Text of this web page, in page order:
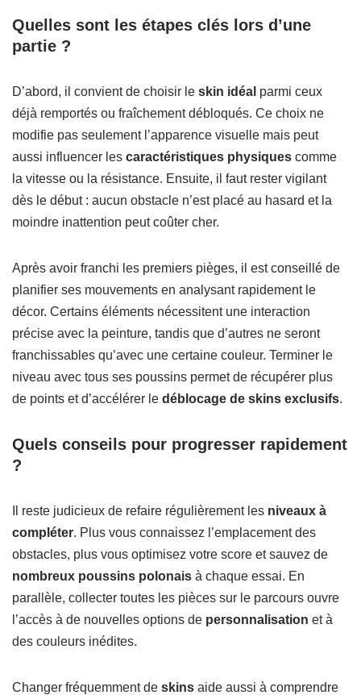
Quelles sont les étapes clés lors d’une
partie ?
D’abord, il convient de choisir le skin idéal parmi ceux
déjà remportés ou fraîchement débloqués. Ce choix ne
modifie pas seulement l’apparence visuelle mais peut
aussi influencer les caractéristiques physiques comme
la vitesse ou la résistance. Ensuite, il faut rester vigilant
dès le début : aucun obstacle n’est placé au hasard et la
moindre inattention peut coûter cher.
Après avoir franchi les premiers pièges, il est conseillé de
planifier ses mouvements en analysant rapidement le
décor. Certains éléments nécessitent une interaction
précise avec la peinture, tandis que d’autres ne seront
franchissables qu’avec une certaine couleur. Terminer le
niveau avec tous ses poussins permet de récupérer plus
de points et d’accélérer le déblocage de skins exclusifs.
Quels conseils pour progresser rapidement
?
Il reste judicieux de refaire régulièrement les niveaux à
compléter. Plus vous connaissez l’emplacement des
obstacles, plus vous optimisez votre score et sauvez de
nombreux poussins polonais à chaque essai. En
parallèle, collecter toutes les pièces sur le parcours ouvre
l’accès à de nouvelles options de personnalisation et à
des couleurs inédites.
Changer fréquemment de skins aide aussi à comprendre